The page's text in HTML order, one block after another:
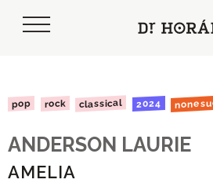
pop rock classical 2024
ANDERSON LAURIE
AMELIA